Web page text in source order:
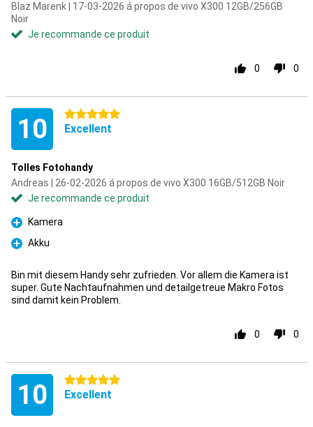
Blaz Marenk | 17-03-2026 á propos de vivo X300 12GB/256GB
Noir
Je recommande ce produit
0 0
10 5 étoiles
Excellent
Tolles Fotohandy
Andreas | 26-02-2026 á propos de vivo X300 16GB/512GB Noir
Je recommande ce produit
Pour
Kamera
Pour
Akku
Bin mit diesem Handy sehr zufrieden. Vor allem die Kamera ist
super. Gute Nachtaufnahmen und detailgetreue Makro Fotos
sind damit kein Problem.
0 0
10 5 étoiles
Excellent